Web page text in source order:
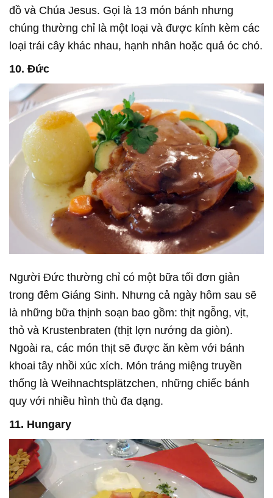
đồ và Chúa Jesus. Gọi là 13 món bánh nhưng
chúng thường chỉ là một loại và được kính kèm các
loại trái cây khác nhau, hạnh nhân hoặc quả óc chó.
10. Đức
Người Đức thường chỉ có một bữa tối đơn giản
trong đêm Giáng Sinh. Nhưng cả ngày hôm sau sẽ
là những bữa thịnh soạn bao gồm: thịt ngỗng, vịt,
thỏ và Krustenbraten (thịt lợn nướng da giòn).
Ngoài ra, các món thịt sẽ được ăn kèm với bánh
khoai tây nhồi xúc xích. Món tráng miệng truyền
thống là Weihnachtsplätzchen, những chiếc bánh
quy với nhiều hình thù đa dạng.
11. Hungary